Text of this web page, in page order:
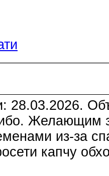
28.03.2026.
Желающим
из-за
капчу